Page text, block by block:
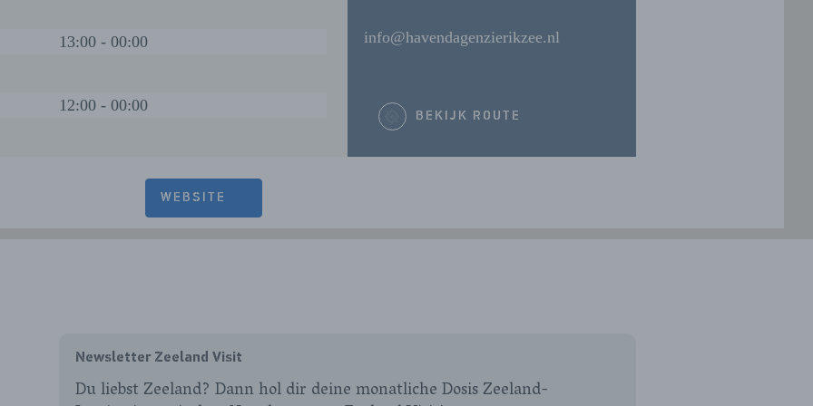
13:00 - 00:00
12:00 - 00:00
info@havendagenzierikzee.nl
BEKIJK ROUTE
WEBSITE
Newsletter Zeeland Visit
Du liebst Zeeland? Dann hol dir deine monatliche Dosis Zeeland-